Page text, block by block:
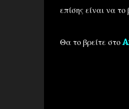
επίσης είναι να
Θα το βρείτε στο